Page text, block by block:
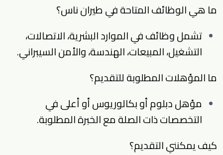
ما هي الوظائف المتاحة في طيران ناس؟
تشمل وظائف في الموارد البشرية، الاتصالات،
التشغيل، المبيعات، الهندسة، والأمن السيبراني.
ما المؤهلات المطلوبة للتقديم؟
مؤهل دبلوم أو بكالوريوس أو أعلى في
التخصصات ذات الصلة مع الخبرة المطلوبة.
كيف يمكنني التقديم؟